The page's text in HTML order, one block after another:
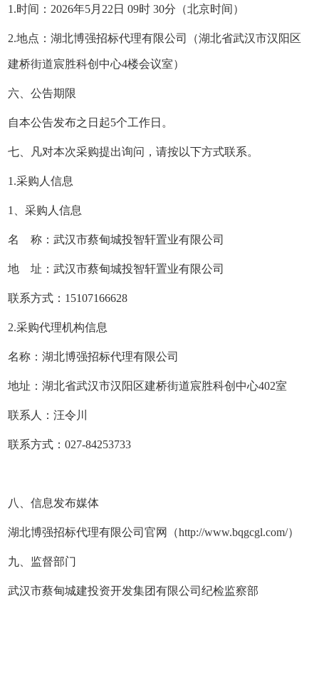
1.时间：2026年5月22日 09时 30分（北京时间）
2.地点：湖北博强招标代理有限公司（湖北省武汉市汉阳区
建桥街道宸胜科创中心4楼会议室）
六、公告期限
自本公告发布之日起5个工作日。
七、凡对本次采购提出询问，请按以下方式联系。
1.采购人信息
1、采购人信息
名 称：武汉市蔡甸城投智轩置业有限公司
地 址：武汉市蔡甸城投智轩置业有限公司
联系方式：15107166628
2.采购代理机构信息
名称：湖北博强招标代理有限公司
地址：湖北省武汉市汉阳区建桥街道宸胜科创中心402室
联系人：汪令川
联系方式：027-84253733
八、信息发布媒体
湖北博强招标代理有限公司官网（http://www.bqgcgl.com/）
九、监督部门
武汉市蔡甸城建投资开发集团有限公司纪检监察部